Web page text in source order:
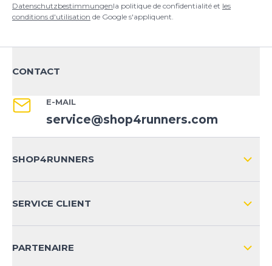
Datenschutzbestimmungenla politique de confidentialité et les
conditions d'utilisation de Google s'appliquent.
CONTACT
E-MAIL
service@shop4runners.com
SHOP4RUNNERS
SERVICE CLIENT
PARTENAIRE